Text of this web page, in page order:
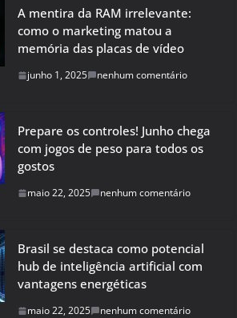
A mentira da RAM irrelevante:
como o marketing matou a
memória das placas de vídeo
junho 1, 2025 nenhum comentário
Prepare os controles! Junho chega
com jogos de peso para todos os
gostos
maio 22, 2025 nenhum comentário
Brasil se destaca como potencial
hub de inteligência artificial com
vantagens energéticas
maio 22, 2025 nenhum comentário